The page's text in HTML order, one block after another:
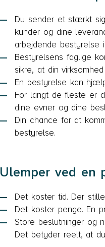
Du sender et stærkt
kunder og dine
arbejdende bestyrelse
Bestyrelsens faglige
sikre, at din
En bestyrelse kan
For langt de fleste er
dine evner og dine
Din chance for at
bestyrelse.
Ulemper ved en
Det koster tid. Der
Det koster penge. En
Store beslutninger og
Det betyder reelt, at